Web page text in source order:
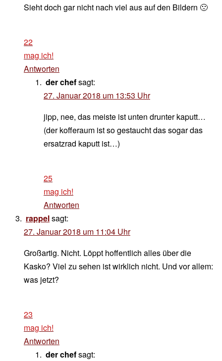
Sieht doch gar nicht nach viel aus auf den Bildern 🙁
22
mag ich!
Antworten
der chefsagt:
27. Januar 2018 um 13:53 Uhr
jipp, nee, das meiste ist unten drunter kaputt…
(der kofferaum ist so gestaucht das sogar das
ersatzrad kaputt ist…)
25
mag ich!
Antworten
rappelsagt:
27. Januar 2018 um 11:04 Uhr
Großartig. Nicht. Löppt hoffentlich alles über die
Kasko? Viel zu sehen ist wirklich nicht. Und vor allem:
was jetzt?
23
mag ich!
Antworten
der chefsagt: